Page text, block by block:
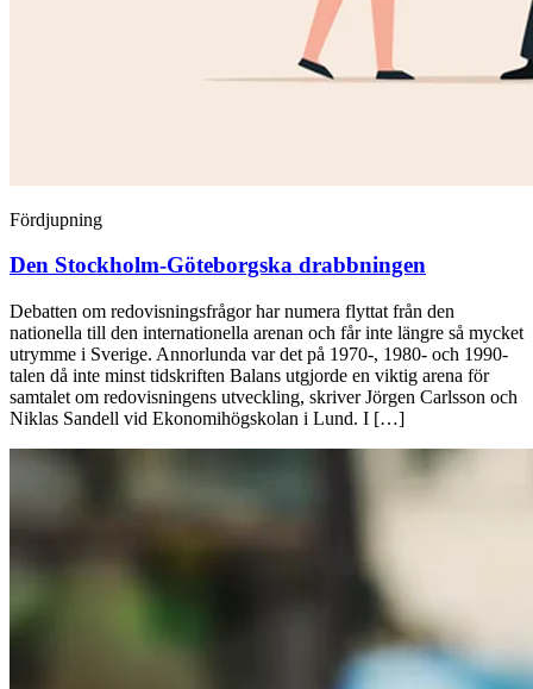
Fördjupning
Den Stockholm-Göteborgska drabbningen
Debatten om redovisningsfrågor har numera flyttat från den
nationella till den internationella arenan och får inte längre så mycket
utrymme i Sverige. Annorlunda var det på 1970-, 1980- och 1990-
talen då inte minst tidskriften Balans utgjorde en viktig arena för
samtalet om redovisningens utveckling, skriver Jörgen Carlsson och
Niklas Sandell vid Ekonomihögskolan i Lund. I […]